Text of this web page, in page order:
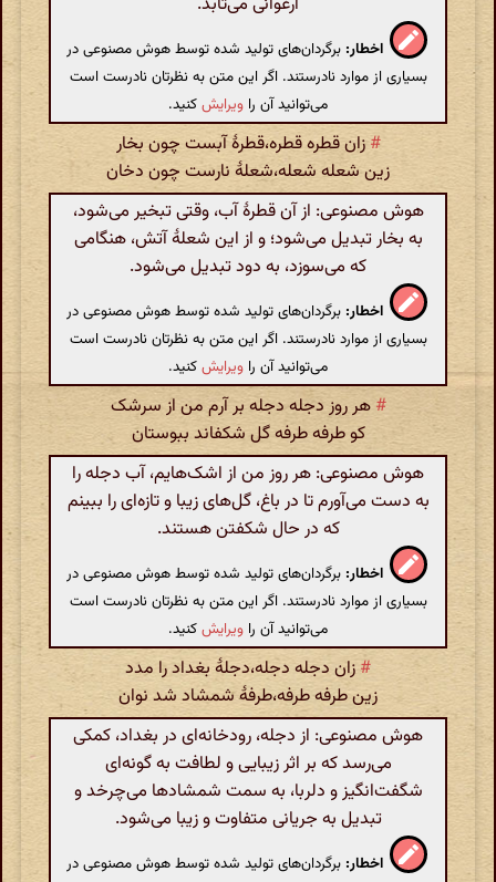
اخطار: برگردان‌های تولید شده توسط هوش مصنوعی در
بسیاری از موارد نادرستند. اگر این متن به نظرتان نادرست است
می‌توانید آن را ویرایشکنید.
# زان قطره قطره،قطرهٔ آبست چون بخار
زین شعله شعله،شعلهٔ نارست چون دخان
هوش مصنوعی: از آن قطرهٔ آب، وقتی تبخیر می‌شود،
به بخار تبدیل می‌شود؛ و از این شعلهٔ آتش، هنگامی
که می‌سوزد، به دود تبدیل می‌شود.
اخطار: برگردان‌های تولید شده توسط هوش مصنوعی در
بسیاری از موارد نادرستند. اگر این متن به نظرتان نادرست است
می‌توانید آن را ویرایشکنید.
# هر روز دجله دجله بر آرم من از سرشک
کو طرفه طرفه گل شکفاند ببوستان
هوش مصنوعی: هر روز من از اشک‌هایم، آب دجله را
به دست می‌آورم تا در باغ، گل‌های زیبا و تازه‌ای را ببینم
که در حال شکفتن هستند.
اخطار: برگردان‌های تولید شده توسط هوش مصنوعی در
بسیاری از موارد نادرستند. اگر این متن به نظرتان نادرست است
می‌توانید آن را ویرایشکنید.
# زان دجله دجله،دجلهٔ بغداد را مدد
زین طرفه طرفه،طرفهٔ شمشاد شد نوان
هوش مصنوعی: از دجله، رودخانه‌ای در بغداد، کمکی
می‌رسد که بر اثر زیبایی و لطافت به گونه‌ای
شگفت‌انگیز و دلربا، به سمت شمشاد‌ها می‌چرخد و
تبدیل به جریانی متفاوت و زیبا می‌شود.
اخطار: برگردان‌های تولید شده توسط هوش مصنوعی در